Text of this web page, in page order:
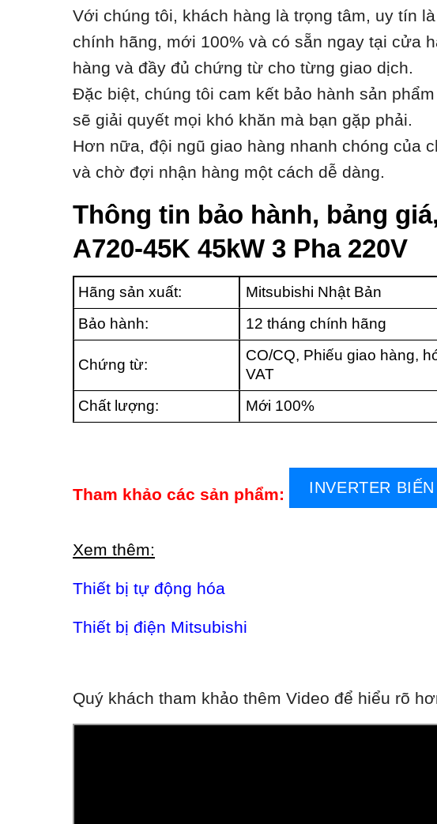
Với chúng tôi, khách hàng là trọng tâm, uy tín
chính hãng, mới 100% và có sẵn ngay tại cửa
hàng và đầy đủ chứng từ cho từng giao dịch.
Đặc biệt, chúng tôi cam kết bảo hành sản
sẽ giải quyết mọi khó khăn mà bạn gặp phải.
Hơn nữa, đội ngũ giao hàng nhanh chóng của
và chờ đợi nhận hàng một cách dễ dàng.
Thông tin bảo hành, bảng
A720-45K 45kW 3 Pha 220V
Hãng sản xuất:
Mitsubishi Nhật Bản
Bảo hành:
12 tháng chính hãng
Chứng từ:
CO/CQ, Phiếu giao hàng,
VAT
Chất lượng:
Mới 100%
Tham khảo các sản phẩm: INVERTER
Xem thêm:
Thiết bị tự động hóa
Thiết bị điện Mitsubishi
Quý khách tham khảo thêm Video để hiểu rõ